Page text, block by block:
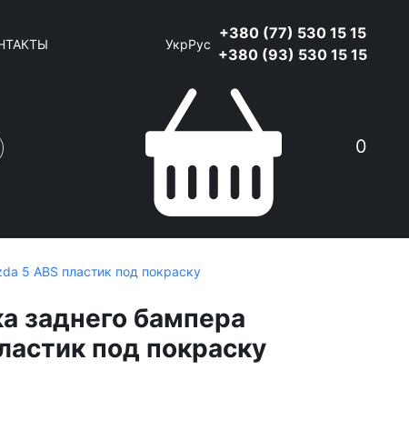
УкрРус
+380 (77) 530 15 15
+380 (93) 530 15 15
0
5 ABS пластик под покраску
заднего бампера
под покраску